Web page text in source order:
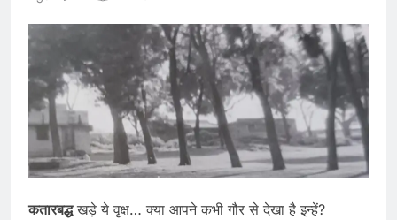
कतारबद्धखड़े ये वृक्ष… क्या आपने कभी गौर से देखा है इन्हें?